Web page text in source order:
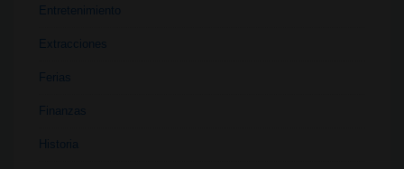
Entretenimiento
Extracciones
Ferias
Finanzas
Historia